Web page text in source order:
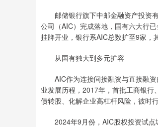
邮储银行旗下中邮金融资产投资有
公司（AIC）完成落地，国有六大行
挂牌开业，银行系AIC总数扩至9家，
从国有独大到多元扩容
AIC作为连接间接融资与直接融资
业发展历程，2017年，首批工商银
债转股、化解企业高杠杆风险，彼时
2024年9月份，AIC股权投资试点